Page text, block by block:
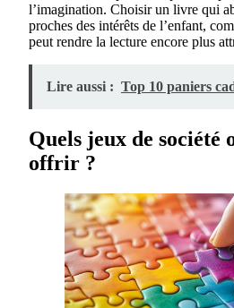
l’imagination. Choisir un livre qui
proches des intérêts de l’enfant,
peut rendre la lecture encore plus
Lire aussi : Top 10 paniers
Quels jeux de société
offrir ?